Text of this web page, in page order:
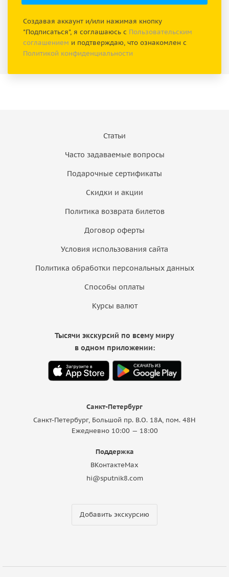
Создавая аккаунт и/или нажимая кнопку
"Подписаться", я соглашаюсь с Пользовательским
соглашением и подтверждаю, что ознакомлен с
Политикой конфиденциальности
Статьи
Часто задаваемые вопросы
Подарочные сертификаты
Скидки и акции
Политика возврата билетов
Договор оферты
Условия использования сайта
Политика обработки персональных данных
Способы оплаты
Курсы валют
Санкт-Петербург
Санкт-Петербург, Большой пр. В.О. 18A, пом. 48Н
Ежедневно 10:00 — 18:00
Поддержка
ВКонтактеMax
hi@sputnik8.com
Добавить экскурсию
Тысячи экскурсий по всему миру
в одном приложении: